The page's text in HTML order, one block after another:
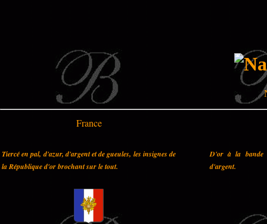
France
Tiercé en pal, d'azur, d'argent et de gueules, les insignes de
la République d'or brochant sur le tout.
D'or à la bande
d'argent.